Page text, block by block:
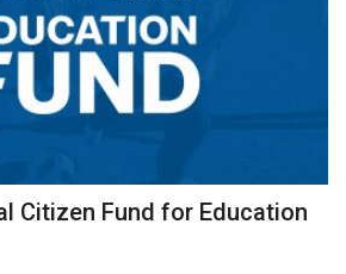
Citizen Fund for Education